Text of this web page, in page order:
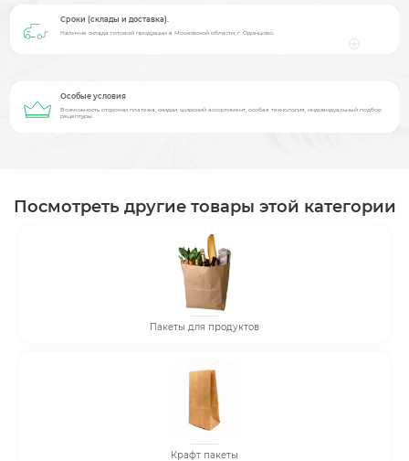
Сроки (склады и доставка).
Наличие склада готовой продукции в Московской области, г. Одинцово.
Особые условия
Возможность отсрочки платежа, скидки, широкий ассортимент, особая технология, индивидуальный подбор
рецептуры.
Посмотреть другие товары этой категории
Пакеты для продуктов
Крафт пакеты